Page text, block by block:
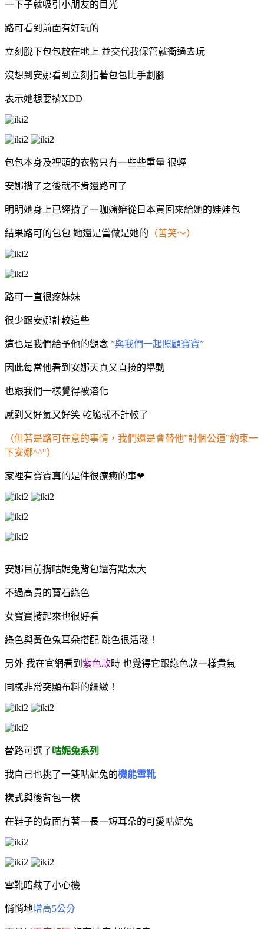
一下子就吸引小朋友的目光
路可看到前面有好玩的
立刻脫下包包放在地上 並交代我保管就衝過去玩
沒想到安娜看到立刻指著包包比手劃腳
表示她想要揹XDD
包包本身及裡頭的衣物只有一些些重量 很輕
安娜揹了之後就不肯還路可了
明明她身上已經揹了一咖嬸嬸從日本買回來給她的娃娃包
結果路可的包包 她還是當做是她的 （苦笑～）
路可一直很疼妹妹
很少跟安娜計較這些
這也是我們給予他的觀念 ”與我們一起照顧寶寶”
因此每當他看到安娜天真又直接的舉動
也跟我們一樣覺得被溶化
感到又好氣又好笑 乾脆就不計較了
（但若是路可在意的事情，我們還是會替他”討個公道”約束一
下安娜^^"）
家裡有寶寶真的是件很療癒的事❤
安娜目前揹咕妮兔背包還有點太大
不過高貴的寶石綠色
女寶寶揹起來也很好看
綠色與黃色兔耳朵搭配 跳色很活潑！
另外 我在官網看到 紫色款時 也覺得它跟綠色款一樣貴氣
同樣非常突顯布料的細緻！
替路可選了 咕妮兔系列
我自己也挑了一雙咕妮兔的機能雪靴
樣式與後背包一樣
在鞋子的背面有著一長一短耳朵的可愛咕妮兔
雪靴暗藏了小心機
悄悄地增高5公分